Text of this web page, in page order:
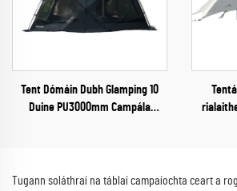
Tent Dómáin Dubh Glamping 10
Duine PU3000mm Campála
Tugann soláthraí na táblaí campaíochta ceart a